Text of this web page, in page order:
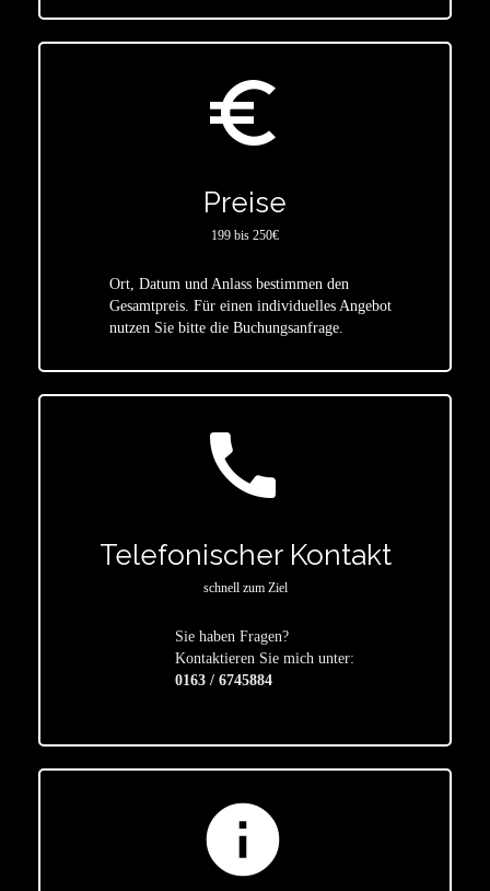
euro_symbol
Preise
199 bis 250€
Ort, Datum und Anlass bestimmen den
Gesamtpreis. Für einen individuelles Angebot
nutzen Sie bitte die Buchungsanfrage.
call
Telefonischer Kontakt
schnell zum Ziel
Sie haben Fragen?
Kontaktieren Sie mich unter:
0163 / 6745884
info